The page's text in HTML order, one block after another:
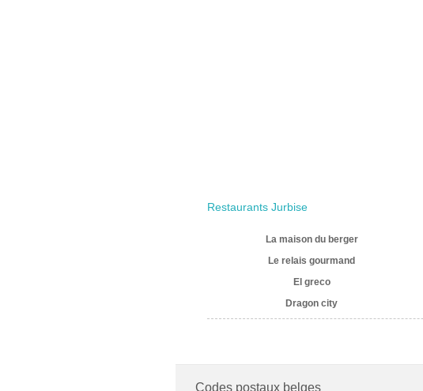
Restaurants Jurbise
La maison du berger
Le relais gourmand
El greco
Dragon city
Codes postaux belges